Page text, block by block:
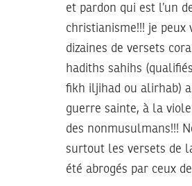
et pardon qui est l’un
christianisme!!! je peux
dizaines de versets
hadiths sahihs
fikh iljihad ou alirhab)
guerre sainte, à la
des nonmusulmans!!!
surtout les versets de
été abrogés par ceux